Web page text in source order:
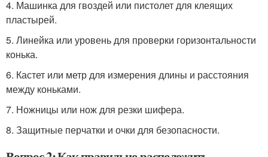
4. Машинка для гвоздей или пистолет для клеящих
пластырей.
5. Линейка или уровень для проверки горизонтальности
конька.
6. Кастет или метр для измерения длины и расстояния
между коньками.
7. Ножницы или нож для резки шифера.
8. Защитные перчатки и очки для безопасности.